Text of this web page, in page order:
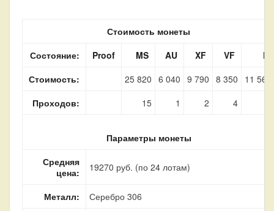
Стоимость монеты
Состояние:
Proof MS AU XF VF
F
Стоимость:
25 820 6 040 9 790 8 350
11 560
Проходов:
15 1 2 4
Параметры монеты
Средняя
цена:
19270 руб. (по 24 лотам)
Металл:
Серебро 306